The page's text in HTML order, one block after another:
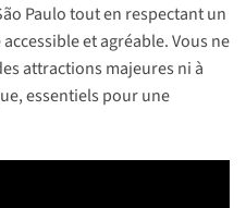
Paulo tout en respectant un
et agréable. Vous ne
attractions majeures ni à
essentiels pour une